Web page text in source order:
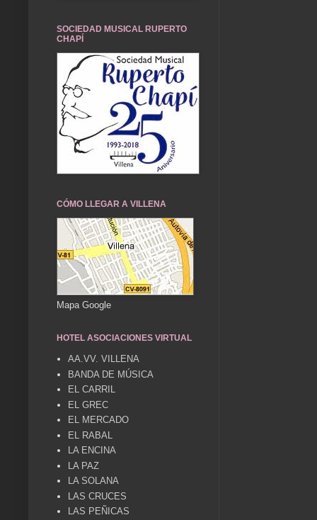
SOCIEDAD MUSICAL RUPERTO
CHAPÍ
CÓMO LLEGAR A VILLENA
Mapa Google
HOTEL ASOCIACIONES VIRTUAL
AA.VV. VILLENA
BANDA DE MÚSICA
EL CARRIL
EL GREC
EL MERCADO
EL RABAL
LA ENCINA
LA PAZ
LA SOLANA
LAS CRUCES
LAS PEÑICAS